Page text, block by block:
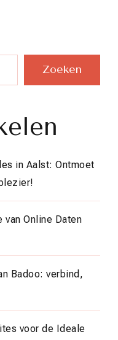
Zoeken
in Aalst: Ontmoet
Online Daten
Badoo: verbind,
voor de Ideale